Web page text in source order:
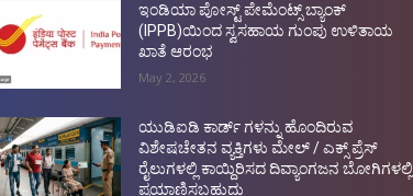
ಇಂಡಿಯಾ ಪೋಸ್ಟ್ ಪೇಮೆಂಟ್ಸ್ ಬ್ಯಾಂಕ್
(IPPB)ಯಿಂದ ಸ್ವಸಹಾಯ ಗುಂಪು ಉಳಿತಾಯ
ಖಾತೆ ಆರಂಭ
May 2, 2026
ಯುಡಿಐಡಿ ಕಾರ್ಡ್ ಗಳನ್ನು ಹೊಂದಿರುವ
ವಿಶೇಷಚೇತನ ವ್ಯಕ್ತಿಗಳು ಮೇಲ್ / ಎಕ್ಸ್ ಪ್ರೆಸ್
ರೈಲುಗಳಲ್ಲಿ ಕಾಯ್ದಿರಿಸದ ದಿವ್ಯಾಂಗಜನ ಬೋಗಿಗಳಲ್ಲಿ
ಪ್ರಯಾಣಿಸಬಹುದು